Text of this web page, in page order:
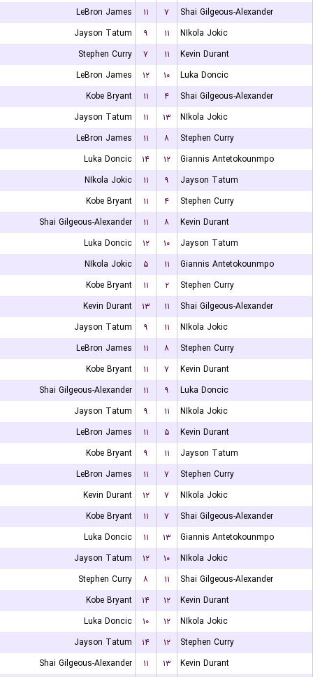
LeBron James
۱۱ ۷
Shai Gilgeous-Alexander
Jayson Tatum
۹ ۱۱
NIkola Jokic
Stephen Curry
۷ ۱۱
Kevin Durant
LeBron James
۱۲ ۱۰
Luka Doncic
Kobe Bryant
۱۱ ۴
Shai Gilgeous-Alexander
Jayson Tatum
۱۱ ۱۳
NIkola Jokic
LeBron James
۱۱ ۸
Stephen Curry
Luka Doncic
۱۴ ۱۲
Giannis Antetokounmpo
NIkola Jokic
۱۱ ۹
Jayson Tatum
Kobe Bryant
۱۱ ۴
Stephen Curry
Shai Gilgeous-Alexander
۱۱ ۸
Kevin Durant
Luka Doncic
۱۲ ۱۰
Jayson Tatum
NIkola Jokic
۵ ۱۱
Giannis Antetokounmpo
Kobe Bryant
۱۱ ۲
Stephen Curry
Kevin Durant
۱۳ ۱۱
Shai Gilgeous-Alexander
Jayson Tatum
۹ ۱۱
NIkola Jokic
LeBron James
۱۱ ۸
Stephen Curry
Kobe Bryant
۱۱ ۷
Kevin Durant
Shai Gilgeous-Alexander
۱۱ ۹
Luka Doncic
Jayson Tatum
۹ ۱۱
NIkola Jokic
LeBron James
۱۱ ۵
Kevin Durant
Kobe Bryant
۹ ۱۱
Jayson Tatum
LeBron James
۱۱ ۷
Stephen Curry
Kevin Durant
۱۲ ۷
NIkola Jokic
Kobe Bryant
۱۱ ۷
Shai Gilgeous-Alexander
Luka Doncic
۱۱ ۱۳
Giannis Antetokounmpo
Jayson Tatum
۱۲ ۱۰
NIkola Jokic
Stephen Curry
۸ ۱۱
Shai Gilgeous-Alexander
Kobe Bryant
۱۴ ۱۲
Kevin Durant
Luka Doncic
۱۰ ۱۲
NIkola Jokic
Jayson Tatum
۱۴ ۱۲
Stephen Curry
Shai Gilgeous-Alexander
۱۱ ۱۳
Kevin Durant